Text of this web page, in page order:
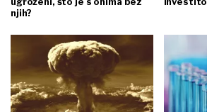
njih?